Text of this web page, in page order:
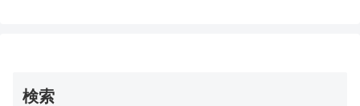
検索